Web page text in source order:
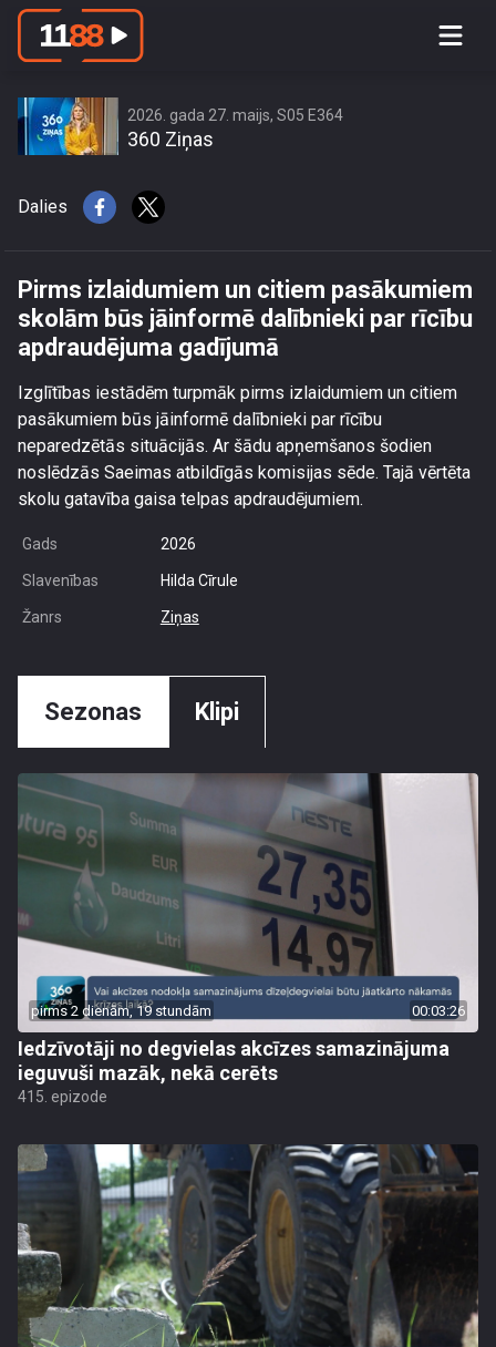
Pirms izlaidumiem un citiem
pasākumiem skolām būs jāinformē
gadījumā
2026. gada 27. maijs, S05 E364
360 Ziņas
Dalies
Pirms izlaidumiem un citiem pasākumiem
skolām būs jāinformē dalībnieki par rīcību
apdraudējuma gadījumā
Izglītības iestādēm turpmāk pirms izlaidumiem un citiem
pasākumiem būs jāinformē dalībnieki par rīcību
neparedzētās situācijās. Ar šādu apņemšanos šodien
noslēdzās Saeimas atbildīgās komisijas sēde. Tajā vērtēta
skolu gatavība gaisa telpas apdraudējumiem.
Gads 2026
Slavenības Hilda Cīrule
Žanrs Ziņas
Sezonas Klipi
pirms 2 dienām, 19 stundām 00:03:26
Iedzīvotāji no degvielas akcīzes samazinājuma
ieguvuši mazāk, nekā cerēts
415. epizode